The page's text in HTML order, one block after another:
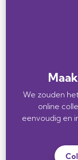
We zouden
online
eenvoudig en